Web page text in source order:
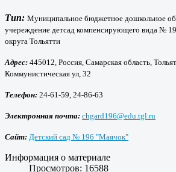
Тип: Муниципальное бюджетное дошкольное
учереждение детсад компенсирующего вида №
округа Тольятти
Адрес: 445012, Россия, Самарская область,
Коммунистическая ул, 32
Телефон: 24-61-59, 24-86-63
Электронная почта: chgard196@edu.tgl.ru
Сайт: Детский сад № 196 "Маячок"
Информация о материале
Просмотров: 16588